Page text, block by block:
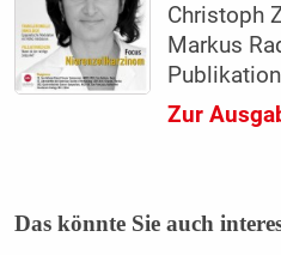
Christoph
Markus
Zur
Das könnte Sie auch